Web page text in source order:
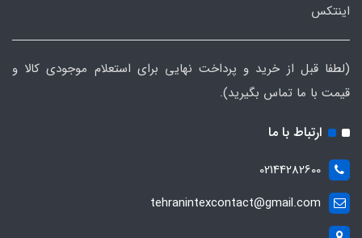
اینتکس
(لطفا قبل از خرید و پرداخت نهایی برای استعلام موجودی کالا و
قیمت با ما تماس بگیرید).
ارتباط با ما
02144282600
tehranintexcontact@gmail.com